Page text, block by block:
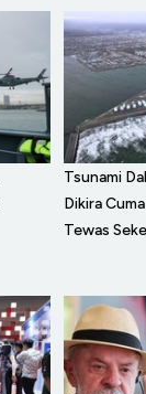
Tsunami
Dikira
Tewas